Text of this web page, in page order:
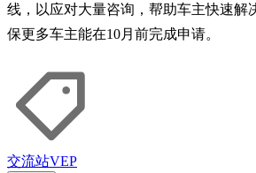
线，以应对大量咨询，帮助车主快速解
保更多车主能在10月前完成申请。
交流站VEP